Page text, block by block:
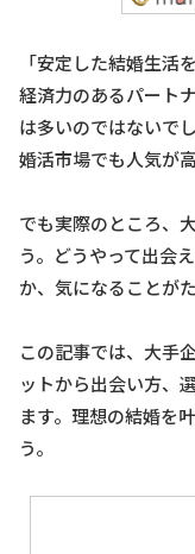
「安定した結婚生活
経済力のあるパート
は多いのではないで
婚活市場でも人気が
でも実際のところ、
う。どうやって出会
か、気になることが
この記事では、大手
ットから出会い方、
ます。理想の結婚を
う。